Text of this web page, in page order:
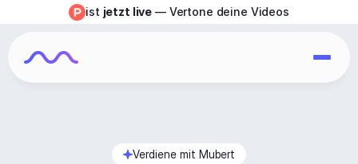
Verdiene mit Mubert
ist jetzt live — Vertone deine Videos